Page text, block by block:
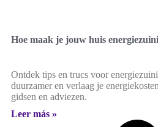
Hoe maak je jouw huis
Ontdek tips en trucs voor
duurzamer en verlaag je
gidsen en adviezen.
Leer más »